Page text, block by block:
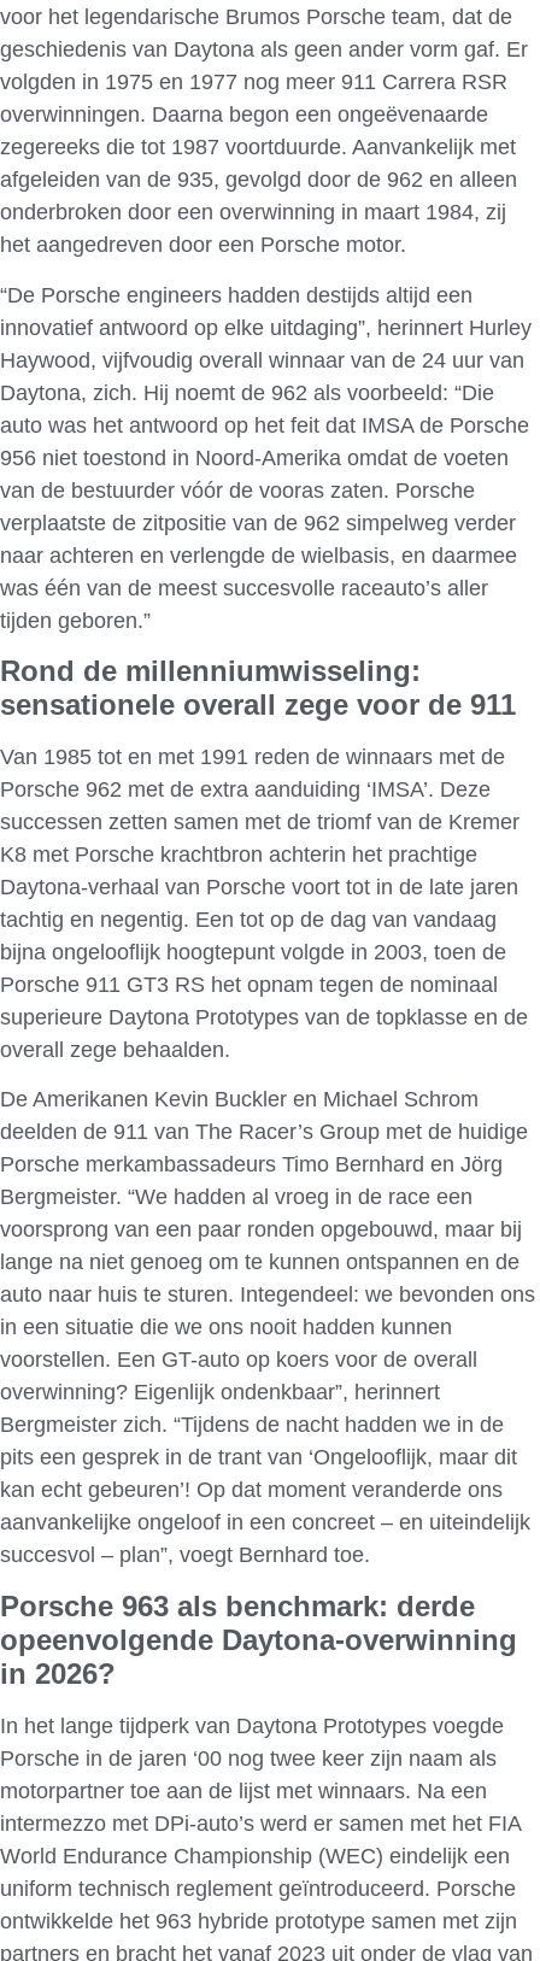
voor het legendarische Brumos Porsche team, dat de
geschiedenis van Daytona als geen ander vorm gaf. Er
volgden in 1975 en 1977 nog meer 911 Carrera RSR
overwinningen. Daarna begon een ongeëvenaarde
zegereeks die tot 1987 voortduurde. Aanvankelijk met
afgeleiden van de 935, gevolgd door de 962 en alleen
onderbroken door een overwinning in maart 1984, zij
het aangedreven door een Porsche motor.
“De Porsche engineers hadden destijds altijd een
innovatief antwoord op elke uitdaging”, herinnert Hurley
Haywood, vijfvoudig overall winnaar van de 24 uur van
Daytona, zich. Hij noemt de 962 als voorbeeld: “Die
auto was het antwoord op het feit dat IMSA de Porsche
956 niet toestond in Noord-Amerika omdat de voeten
van de bestuurder vóór de vooras zaten. Porsche
verplaatste de zitpositie van de 962 simpelweg verder
naar achteren en verlengde de wielbasis, en daarmee
was één van de meest succesvolle raceauto’s aller
tijden geboren.”
Rond de millenniumwisseling:
sensationele overall zege voor de 911
Van 1985 tot en met 1991 reden de winnaars met de
Porsche 962 met de extra aanduiding ‘IMSA’. Deze
successen zetten samen met de triomf van de Kremer
K8 met Porsche krachtbron achterin het prachtige
Daytona-verhaal van Porsche voort tot in de late jaren
tachtig en negentig. Een tot op de dag van vandaag
bijna ongelooflijk hoogtepunt volgde in 2003, toen de
Porsche 911 GT3 RS het opnam tegen de nominaal
superieure Daytona Prototypes van de topklasse en de
overall zege behaalden.
De Amerikanen Kevin Buckler en Michael Schrom
deelden de 911 van The Racer’s Group met de huidige
Porsche merkambassadeurs Timo Bernhard en Jörg
Bergmeister. “We hadden al vroeg in de race een
voorsprong van een paar ronden opgebouwd, maar bij
lange na niet genoeg om te kunnen ontspannen en de
auto naar huis te sturen. Integendeel: we bevonden ons
in een situatie die we ons nooit hadden kunnen
voorstellen. Een GT-auto op koers voor de overall
overwinning? Eigenlijk ondenkbaar”, herinnert
Bergmeister zich. “Tijdens de nacht hadden we in de
pits een gesprek in de trant van ‘Ongelooflijk, maar dit
kan echt gebeuren’! Op dat moment veranderde ons
aanvankelijke ongeloof in een concreet – en uiteindelijk
succesvol – plan”, voegt Bernhard toe.
Porsche 963 als benchmark: derde
opeenvolgende Daytona-overwinning
in 2026?
In het lange tijdperk van Daytona Prototypes voegde
Porsche in de jaren ‘00 nog twee keer zijn naam als
motorpartner toe aan de lijst met winnaars. Na een
intermezzo met DPi-auto’s werd er samen met het FIA
World Endurance Championship (WEC) eindelijk een
uniform technisch reglement geïntroduceerd. Porsche
ontwikkelde het 963 hybride prototype samen met zijn
partners en bracht het vanaf 2023 uit onder de vlag van